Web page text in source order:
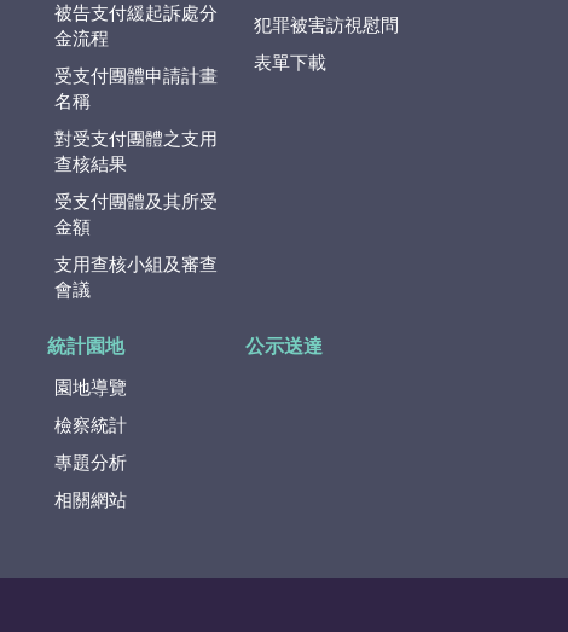
被告支付緩起訴處分
金流程
受支付團體申請計畫
名稱
對受支付團體之支用
查核結果
受支付團體及其所受
金額
支用查核小組及審查
會議
犯罪被害訪視慰問
表單下載
統計園地
園地導覽
檢察統計
專題分析
相關網站
公示送達